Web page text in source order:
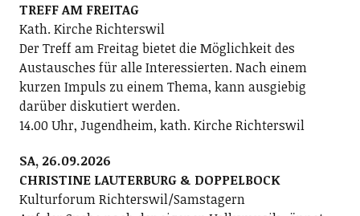
TREFF AM FREITAG
Kath. Kirche Richterswil
Der Treff am Freitag bietet die Möglichkeit des
Austausches für alle Interessierten. Nach einem
kurzen Impuls zu einem Thema, kann ausgiebig
darüber diskutiert werden.
14.00 Uhr, Jugendheim, kath. Kirche Richterswil
SA, 26.09.2026
CHRISTINE LAUTERBURG & DOPPELBOCK
Kulturforum Richterswil/Samstagern